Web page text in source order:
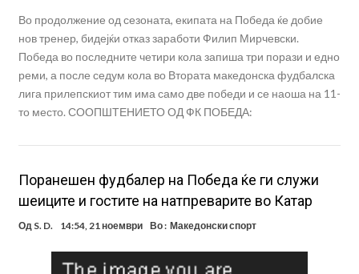
Во продолжение од сезоната, екипата на Победа ќе добие
нов тренер, бидејќи отказ заработи Филип Мирчевски.
Победа во последните четири кола запиша три порази и едно
реми, а после седум кола во Втората македонска фудбалска
лига прилепскиот тим има само две победи и се наоша на 11-
то место. СООПШТЕНИЕТО ОД ФК ПОБЕДА:
Поранешен фудбалер на Победа ќе ги служи
шеиците и гостите на натпреварите во Катар
Од S. D. 14:54, 21 ноември Во : Македонски спорт